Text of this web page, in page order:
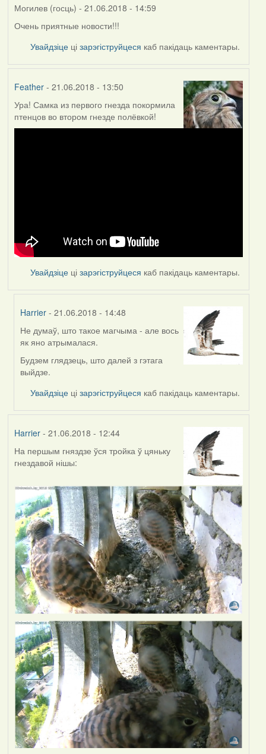
Могилев (госць) - 21.06.2018 - 14:59
Очень приятные новости!!!
Увайдзіце цізарэгіструйцеся каб пакідаць каментары.
Feather- 21.06.2018 - 13:50
Ура! Самка из первого гнезда покормила
птенцов во втором гнезде полёвкой!
Увайдзіце цізарэгіструйцеся каб пакідаць каментары.
Harrier - 21.06.2018 - 14:48
In
reply
to
by
Не думаў, што такое магчыма - але вось
як яно атрымалася.
Будзем глядзець, што далей з гэтага
выйдзе.
Увайдзіце цізарэгіструйцеся каб пакідаць каментары.
Harrier- 21.06.2018 - 12:44
На першым гняздзе ўся тройка ў цяньку
гнездавой нішы: